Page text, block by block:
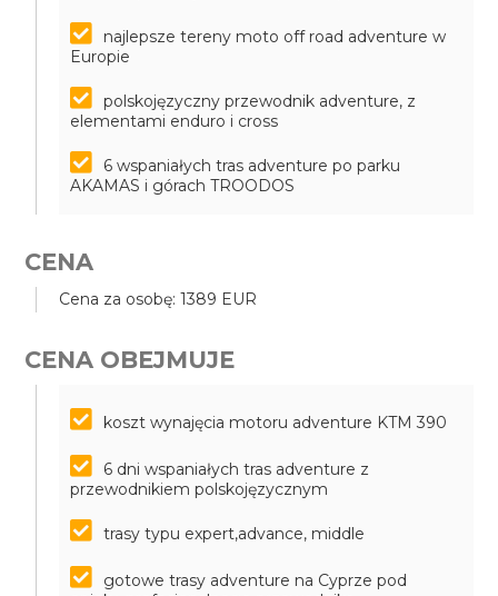
najlepsze tereny moto off road adventure w
Europie
polskojęzyczny przewodnik adventure, z
elementami enduro i cross
6 wspaniałych tras adventure po parku
AKAMAS i górach TROODOS
CENA
Cena za osobę: 1389 EUR
CENA OBEJMUJE
koszt wynajęcia motoru adventure KTM 390
6 dni wspaniałych tras adventure z
przewodnikiem polskojęzycznym
trasy typu expert,advance, middle
gotowe trasy adventure na Cyprze pod